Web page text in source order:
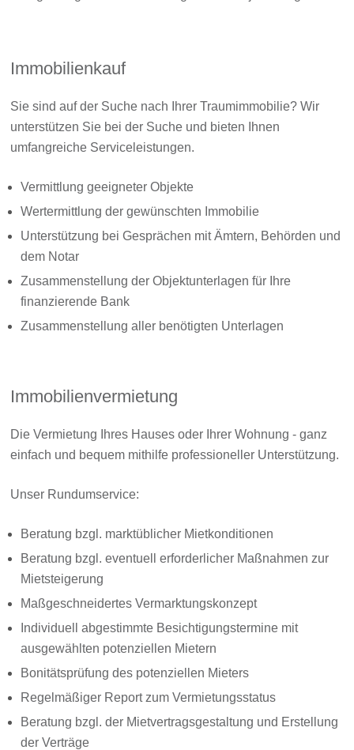
Immobilienkauf
Sie sind auf der Suche nach Ihrer Traumimmobilie? Wir
unterstützen Sie bei der Suche und bieten Ihnen
umfangreiche Serviceleistungen.
Vermittlung geeigneter Objekte
Wertermittlung der gewünschten Immobilie
Unterstützung bei Gesprächen mit Ämtern, Behörden und
dem Notar
Zusammenstellung der Objektunterlagen für Ihre
finanzierende Bank
Zusammenstellung aller benötigten Unterlagen
Immobilienvermietung
Die Vermietung Ihres Hauses oder Ihrer Wohnung - ganz
einfach und bequem mithilfe professioneller Unterstützung.
Unser Rundumservice:
Beratung bzgl. marktüblicher Mietkonditionen
Beratung bzgl. eventuell erforderlicher Maßnahmen zur
Mietsteigerung
Maßgeschneidertes Vermarktungskonzept
Individuell abgestimmte Besichtigungstermine mit
ausgewählten potenziellen Mietern
Bonitätsprüfung des potenziellen Mieters
Regelmäßiger Report zum Vermietungsstatus
Beratung bzgl. der Mietvertragsgestaltung und Erstellung
der Verträge